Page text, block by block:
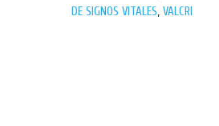
DE SIGNOS VITALES, VALCRI